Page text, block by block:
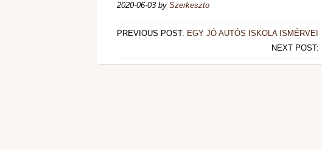
2020-06-03 by Szerkeszto
PREVIOUS POST: EGY JÓ AUTÓS ISKOLA ISMÉRVEI
NEXT POST: